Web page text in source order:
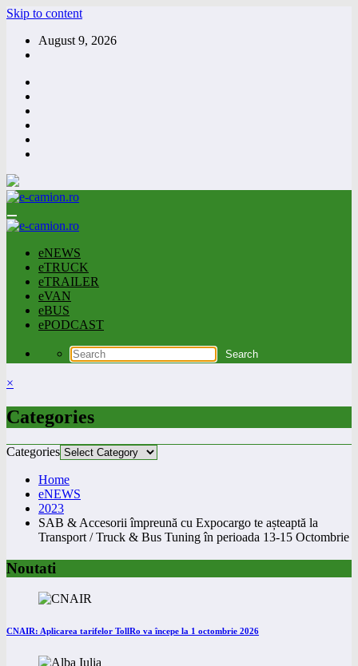
Skip to content
August 9, 2026
eNEWS
eTRUCK
eTRAILER
eVAN
eBUS
ePODCAST
×
Categories
Categories
Home
eNEWS
2023
SAB & Accesorii împreună cu Expocargo te așteaptă la
Transport / Truck & Bus Tuning în perioada 13-15 Octombrie
Noutati
CNAIR: Aplicarea tarifelor TollRo va începe la 1 octombrie 2026